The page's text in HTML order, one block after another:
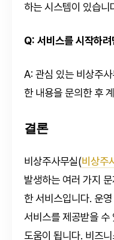
하는 시스템이 있습니
Q: 서비스를 시작하
A: 관심 있는 비상주
한 내용을 문의한 후
결론
비상주사무실(비상주
발생하는 여러 가지
한 서비스입니다. 운
서비스를 제공받을
도움이 됩니다. 비즈